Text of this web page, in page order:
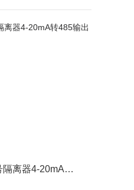
WS15241信号隔离器4-20mA转485输出一入一出